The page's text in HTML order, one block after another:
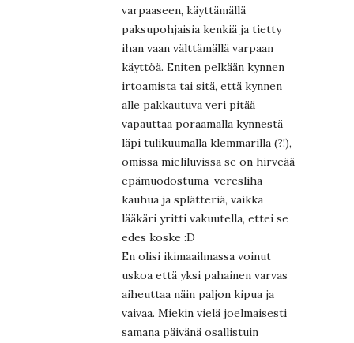
varpaaseen, käyttämällä
paksupohjaisia kenkiä ja tietty
ihan vaan välttämällä varpaan
käyttöä. Eniten pelkään kynnen
irtoamista tai sitä, että kynnen
alle pakkautuva veri pitää
vapauttaa poraamalla kynnestä
läpi tulikuumalla klemmarilla (?!),
omissa mieliluvissa se on hirveää
epämuodostuma-veresliha-
kauhua ja splätteriä, vaikka
lääkäri yritti vakuutella, ettei se
edes koske :D
En olisi ikimaailmassa voinut
uskoa että yksi pahainen varvas
aiheuttaa näin paljon kipua ja
vaivaa. Miekin vielä joelmaisesti
samana päivänä osallistuin